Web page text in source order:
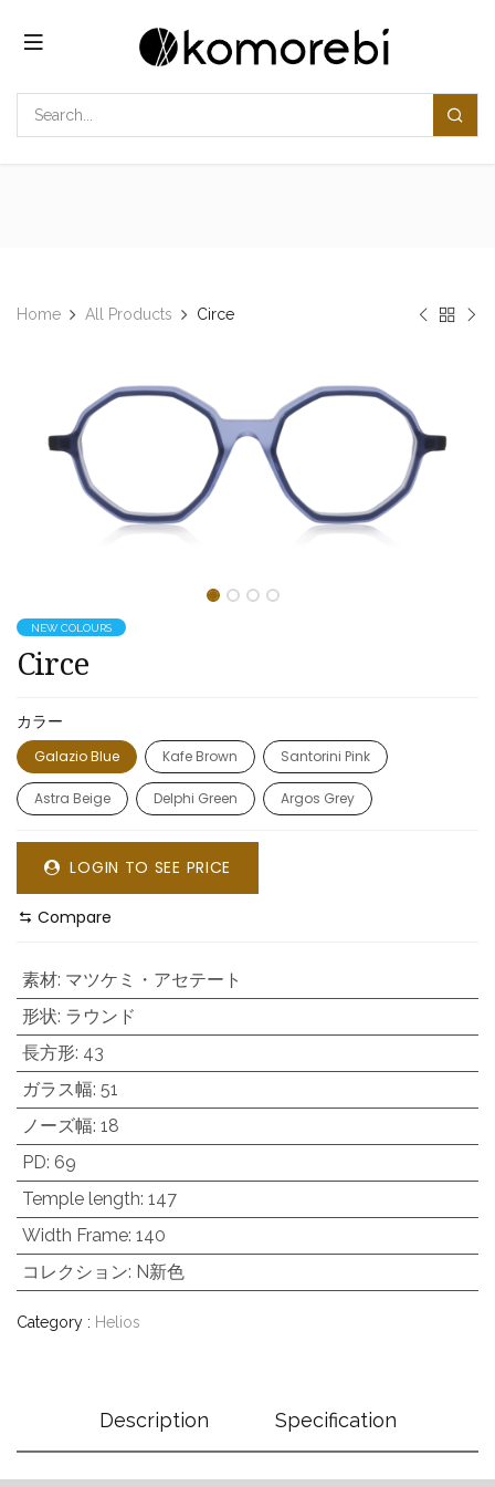
Home All Products Circe
NEW COLOURS
Circe
カラー
Galazio Blue Kafe Brown Santorini Pink
Astra Beige Delphi Green Argos Grey
LOGIN TO SEE PRICE
Compare
素材: マツケミ・アセテート
形状: ラウンド
長方形: 43
ガラス幅: 51
ノーズ幅: 18
PD: 69
Temple length: 147
Width Frame: 140
コレクション: N新色
Category : Helios
Description Specification